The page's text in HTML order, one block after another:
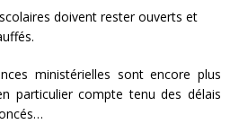
doivent rester ouverts et
ministérielles sont encore plus
particulier compte tenu des délais